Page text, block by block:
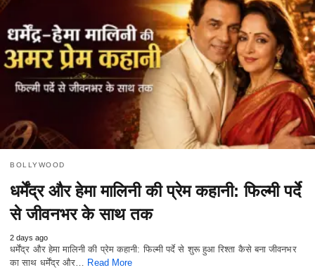
BOLLYWOOD
धर्मेंद्र और हेमा मालिनी की प्रेम कहानी: फिल्मी पर्दे
से जीवनभर के साथ तक
2 days ago
धर्मेंद्र और हेमा मालिनी की प्रेम कहानी: फिल्मी पर्दे से शुरू हुआ रिश्ता कैसे बना जीवनभर
का साथ धर्मेंद्र और… Read More